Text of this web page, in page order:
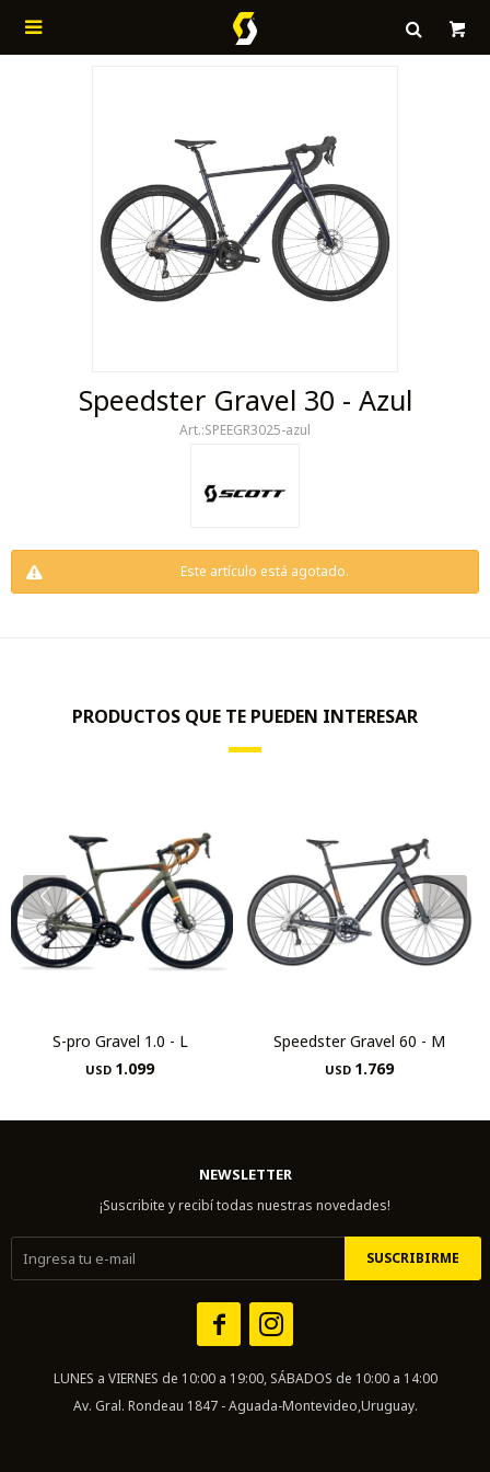

Speedster Gravel 30 - Azul
SPEEGR3025-azul
Este artículo está agotado.
PRODUCTOS QUE TE PUEDEN INTERESAR
S-pro Gravel 1.0 - L
USD 1.099
Speedster Gravel 60 - M
USD 1.769
NEWSLETTER
¡Suscribite y recibí todas nuestras novedades!
SUSCRIBIRME
 
LUNES a VIERNES de 10:00 a 19:00, SÁBADOS de 10:00 a 14:00
Av. Gral. Rondeau 1847 - Aguada-Montevideo,Uruguay.